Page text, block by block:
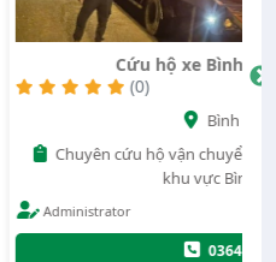
Dương 24/24
Dương